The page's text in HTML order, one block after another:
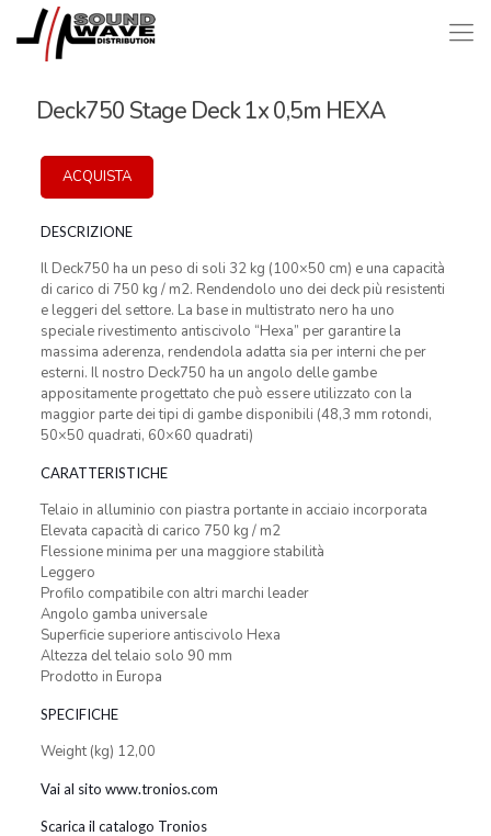
Deck750 Stage Deck 1x 0,5m HEXA
ACQUISTA
DESCRIZIONE
Il Deck750 ha un peso di soli 32 kg (100×50 cm) e una capacità
di carico di 750 kg / m2. Rendendolo uno dei deck più resistenti
e leggeri del settore. La base in multistrato nero ha uno
speciale rivestimento antiscivolo “Hexa” per garantire la
massima aderenza, rendendola adatta sia per interni che per
esterni. Il nostro Deck750 ha un angolo delle gambe
appositamente progettato che può essere utilizzato con la
maggior parte dei tipi di gambe disponibili (48,3 mm rotondi,
50×50 quadrati, 60×60 quadrati)
CARATTERISTICHE
Telaio in alluminio con piastra portante in acciaio incorporata
Elevata capacità di carico 750 kg / m2
Flessione minima per una maggiore stabilità
Leggero
Profilo compatibile con altri marchi leader
Angolo gamba universale
Superficie superiore antiscivolo Hexa
Altezza del telaio solo 90 mm
Prodotto in Europa
SPECIFICHE
Weight (kg) 12,00
Vai al sito www.tronios.com
Scarica il catalogo Tronios